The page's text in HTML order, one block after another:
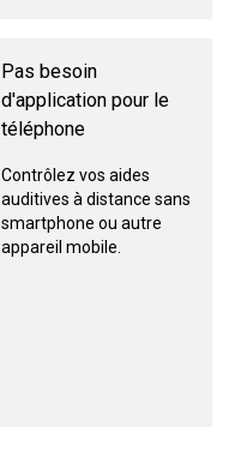
Pas besoin
d'application pour le
téléphone
Contrôlez vos aides
auditives à distance sans
smartphone ou autre
appareil mobile.